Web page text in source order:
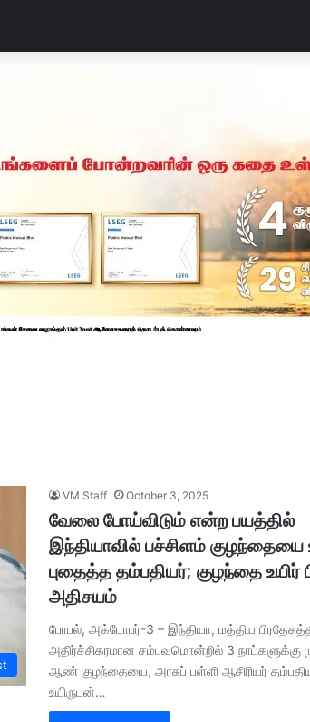
VM Staff October 3, 2025
வேலை போய்விடும் என்ற பயத்தில்
இந்தியாவில் பச்சிளம் குழந்தையை
புதைத்த தம்பதியர்; குழந்தை உயிர்
அதிசயம்
போபல், அக்டோபர்-3 – இந்தியா, மத்திய
அதிர்ச்சிகரமான சம்பவமொன்றில் 3 நாட்களுக்கு
ஆண் குழந்தையை, அரசுப் பள்ளி ஆசிரியர்
உயிருடன்…